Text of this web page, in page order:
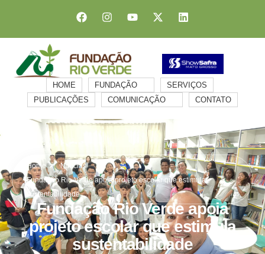
HOME FUNDAÇÃO
SERVIÇOS
PUBLICAÇÕES
COMUNICAÇÃO CONTATO
Home
Notícias
Fundação Rio Verde apoia projeto escolar que estimula
sustentabilidade
Fundação Rio Verde apoia
projeto escolar que estimula
sustentabilidade